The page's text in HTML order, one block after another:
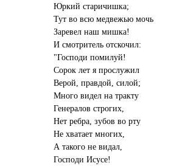
Юркий старичишка;
Тут во всю медвежью мочь
Заревел наш мишка!
И смотритель отскочил:
"Господи помилуй!
Сорок лет я прослужил
Верой, правдой, силой;
Много видел на тракту
Генералов строгих,
Нет ребра, зубов во рту
Не хватает многих,
А такого не видал,
Господи Исусе!